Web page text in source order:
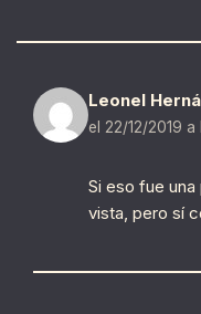
Leonel
el 22/12/2019 a
Si eso fue
vista, pero sí